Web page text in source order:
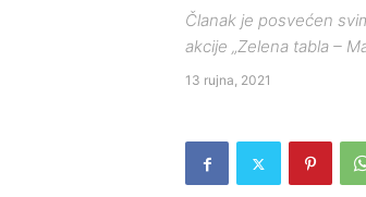
Članak je posvećen
akcije „Zelena tabla –
13 rujna, 2021